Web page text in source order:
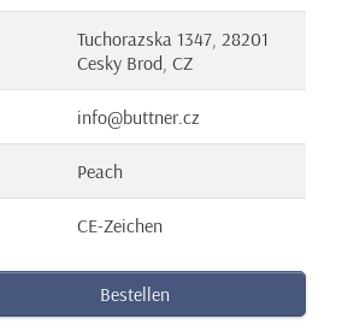
Tuchorazska 1347, 28201
Cesky Brod, CZ
info@buttner.cz
Peach
CE-Zeichen
Bestellen